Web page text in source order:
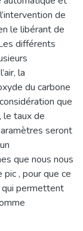
de
le libérant de
différents
la
du carbone
que
le taux de
seront
que nous nous
, pour que ce
qui permettent